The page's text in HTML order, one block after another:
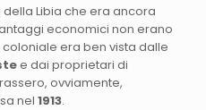
Libia che era ancora
economici non erano
era ben vista dalle
e dai proprietari di
ovviamente,
nel 1913.